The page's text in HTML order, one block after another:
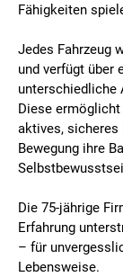
Fähigkeiten
Jedes Fahrzeug
und verfügt über
unterschiedliche
Diese
aktives, sicheres
Bewegung ihre
Die 75-jährige
Erfahrung
– für
Lebensweise.